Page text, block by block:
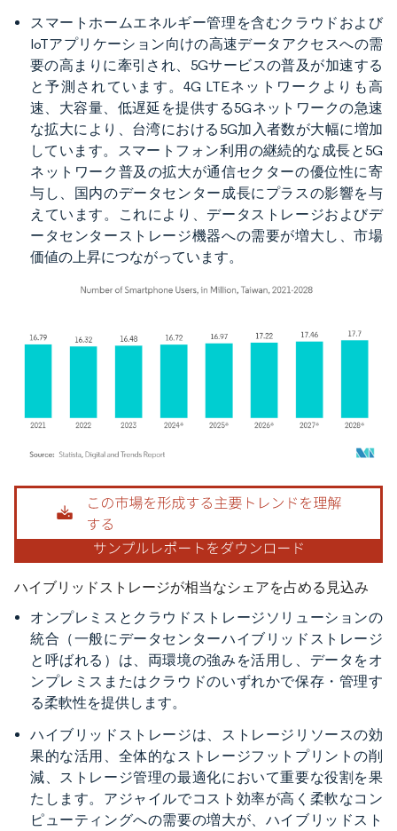
スマートホームエネルギー管理を含むクラウドおよび
IoTアプリケーション向けの高速データアクセスへの需
要の高まりに牽引され、5Gサービスの普及が加速する
と予測されています。4G LTEネットワークよりも高
速、大容量、低遅延を提供する5Gネットワークの急速
な拡大により、台湾における5G加入者数が大幅に増加
しています。スマートフォン利用の継続的な成長と5G
ネットワーク普及の拡大が通信セクターの優位性に寄
与し、国内のデータセンター成長にプラスの影響を与
えています。これにより、データストレージおよびデ
ータセンターストレージ機器への需要が増大し、市場
価値の上昇につながっています。
画像 © Mordor Intelligence。再利用にはCC BY 4.0の表示が必要です。
ハイブリッドストレージが相当なシェアを占める見込み
オンプレミスとクラウドストレージソリューションの
統合（一般にデータセンターハイブリッドストレージ
と呼ばれる）は、両環境の強みを活用し、データをオ
ンプレミスまたはクラウドのいずれかで保存・管理す
る柔軟性を提供します。
ハイブリッドストレージは、ストレージリソースの効
果的な活用、全体的なストレージフットプリントの削
減、ストレージ管理の最適化において重要な役割を果
たします。アジャイルでコスト効率が高く柔軟なコン
ピューティングへの需要の増大が、ハイブリッドスト